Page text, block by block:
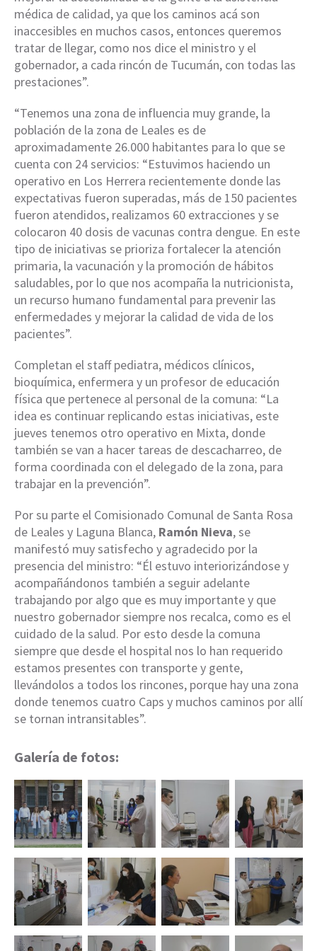
médica de calidad, ya que los caminos acá son
inaccesibles en muchos casos, entonces queremos
tratar de llegar, como nos dice el ministro y el
gobernador, a cada rincón de Tucumán, con todas las
prestaciones”.
“Tenemos una zona de influencia muy grande, la
población de la zona de Leales es de
aproximadamente 26.000 habitantes para lo que se
cuenta con 24 servicios: “Estuvimos haciendo un
operativo en Los Herrera recientemente donde las
expectativas fueron superadas, más de 150 pacientes
fueron atendidos, realizamos 60 extracciones y se
colocaron 40 dosis de vacunas contra dengue. En este
tipo de iniciativas se prioriza fortalecer la atención
primaria, la vacunación y la promoción de hábitos
saludables, por lo que nos acompaña la nutricionista,
un recurso humano fundamental para prevenir las
enfermedades y mejorar la calidad de vida de los
pacientes”.
Completan el staff pediatra, médicos clínicos,
bioquímica, enfermera y un profesor de educación
física que pertenece al personal de la comuna: “La
idea es continuar replicando estas iniciativas, este
jueves tenemos otro operativo en Mixta, donde
también se van a hacer tareas de descacharreo, de
forma coordinada con el delegado de la zona, para
trabajar en la prevención”.
Por su parte el Comisionado Comunal de Santa Rosa
de Leales y Laguna Blanca, Ramón Nieva, se
manifestó muy satisfecho y agradecido por la
presencia del ministro: “Él estuvo interiorizándose y
acompañándonos también a seguir adelante
trabajando por algo que es muy importante y que
nuestro gobernador siempre nos recalca, como es el
cuidado de la salud. Por esto desde la comuna
siempre que desde el hospital nos lo han requerido
estamos presentes con transporte y gente,
llevándolos a todos los rincones, porque hay una zona
donde tenemos cuatro Caps y muchos caminos por allí
se tornan intransitables”.
Galería de fotos: